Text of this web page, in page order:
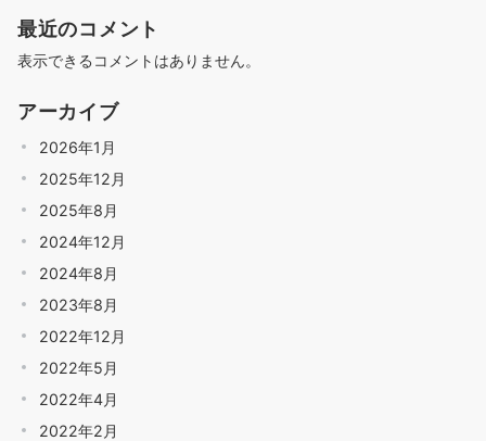
最近のコメント
表示できるコメントはありません。
アーカイブ
2026年1月
2025年12月
2025年8月
2024年12月
2024年8月
2023年8月
2022年12月
2022年5月
2022年4月
2022年2月